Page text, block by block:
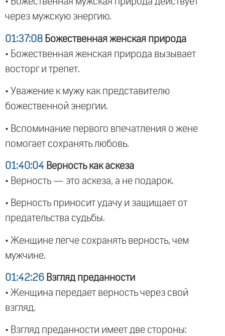
через мужскую энергию.
01:37:08 Божественная женская природа
• Божественная женская природа вызывает
восторг и трепет.
• Уважение к мужу как представителю
божественной энергии.
• Вспоминание первого впечатления о жене
помогает сохранять любовь.
01:40:04 Верность как аскеза
• Верность — это аскеза, а не подарок.
• Верность приносит удачу и защищает от
предательства судьбы.
• Женщине легче сохранять верность, чем
мужчине.
01:42:26 Взгляд преданности
• Женщина передает верность через свой
взгляд.
• Взгляд преданности имеет две стороны: